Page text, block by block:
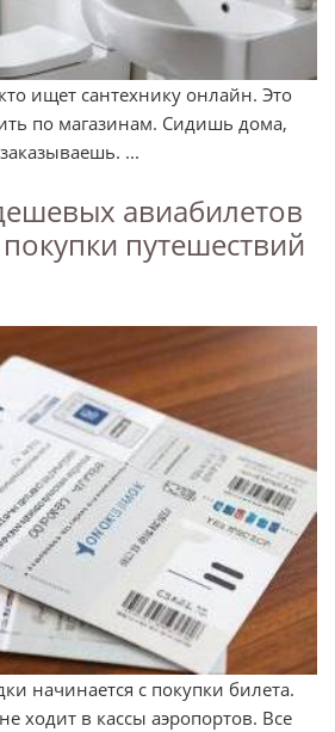
ищет сантехнику онлайн. Это
по магазинам. Сидишь дома,
...
авиабилетов
путешествий
начинается с покупки билета.
ходит в кассы аэропортов. Все